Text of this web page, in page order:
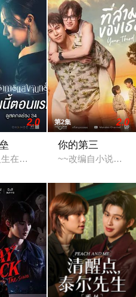
相，冲破新闻的步步紧逼。
2.0
在一次采访中彻底偏离了轨道
第2集 2.0
你的第三
~~改编自小说《你